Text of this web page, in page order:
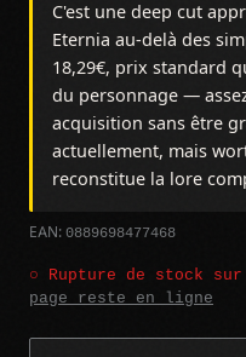
C'est une deep cut
Eternia au-delà des
18,29€, prix standard
du personnage —
acquisition sans être
actuellement, mais
reconstitue la lore
EAN: 0889698477468
○ Rupture de stock
page reste en ligne